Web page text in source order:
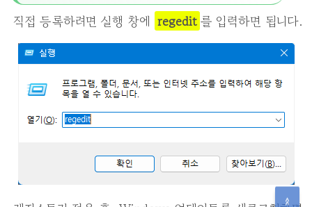
직접 등록하려면 실행 창에 regedit 를 입력하면 됩니다.